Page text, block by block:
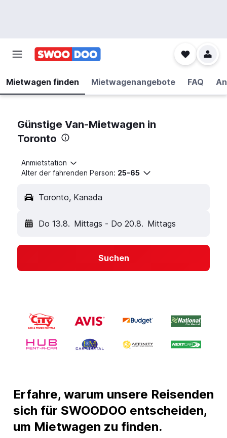
Mietwagen finden Mietwagenangebote FAQ
Günstige Van-Mietwagen in
Toronto
Anmietstation
Alter der fahrenden Person: 25-65
Toronto, Kanada
Do 13.8. Mittags - Do 20.8. Mittags
Suchen
Erfahre, warum unsere Reisenden
sich für SWOODOO entscheiden,
um Mietwagen zu finden.